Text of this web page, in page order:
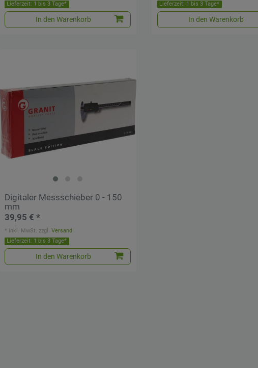
Lieferzeit: 1 bis 3 Tage*
In den Warenkorb
Lieferzeit: 1 bis 3 Tage*
In den Warenkorb
Digitaler Messschieber 0 - 150
mm
39,95 € *
Lieferzeit: 1 bis 3 Tage*
In den Warenkorb
* inkl. MwSt. zzgl.Versand